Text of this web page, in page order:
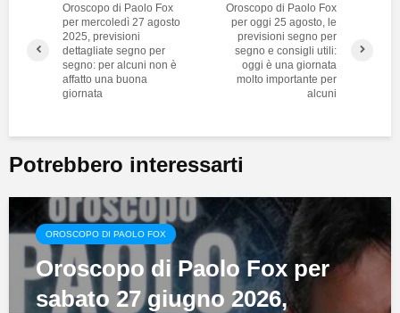
Oroscopo di Paolo Fox
per mercoledì 27 agosto
2025, previsioni
dettagliate segno per
segno: per alcuni non è
affatto una buona
giornata
Oroscopo di Paolo Fox
per oggi 25 agosto, le
previsioni segno per
segno e consigli utili:
oggi è una giornata
molto importante per
alcuni
Potrebbero interessarti
OROSCOPO DI PAOLO FOX
Oroscopo di Paolo Fox per
sabato 27 giugno 2026,